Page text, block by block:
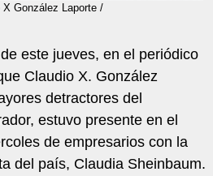
X González Laporte /
este jueves, en el periódico
Claudio X. González
detractores del
estuvo presente en el
de empresarios con la
del país, Claudia Sheinbaum.